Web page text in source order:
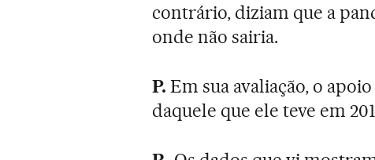
contrário, diziam que a
onde não sairia.
P.Em sua avaliação, o
daquele que ele teve em